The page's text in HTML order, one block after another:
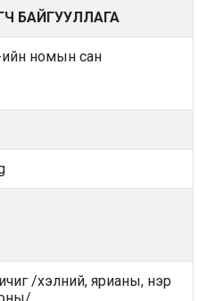
БАЙГУУЛЛАГА
номын сан
/хэлний, ярианы, нэр